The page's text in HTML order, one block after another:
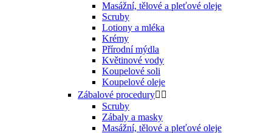
Masážní, tělové a pleťové oleje
Scruby
Lotiony a mléka
Krémy
Přírodní mýdla
Květinové vody
Koupelové soli
Koupelové oleje
Zábalové procedury 
Scruby
Zábaly a masky
Masážní, tělové a pleťové oleje